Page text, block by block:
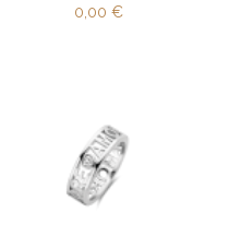
0,00€